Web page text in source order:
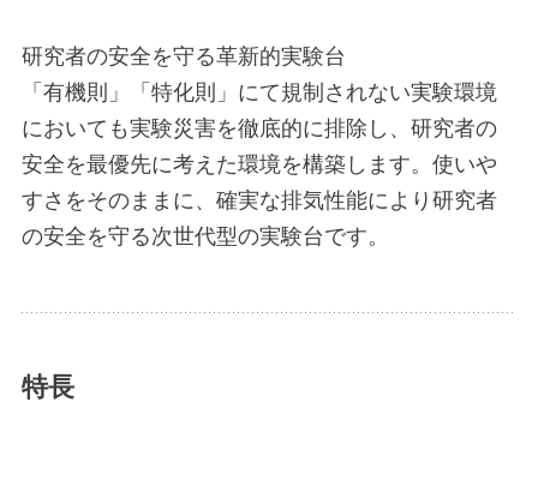
研究者の安全を守る革新的実験台
「有機則」「特化則」にて規制されない実験環境
においても実験災害を徹底的に排除し、研究者の
安全を最優先に考えた環境を構築します。使いや
すさをそのままに、確実な排気性能により研究者
の安全を守る次世代型の実験台です。
特長